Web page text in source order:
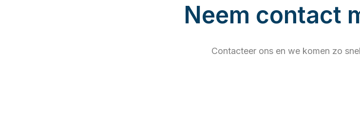
Neem contact
Contacteer ons en we komen zo